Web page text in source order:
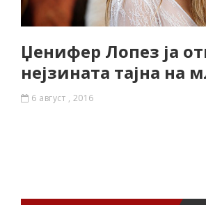
Џенифер Лопез ја
нејзината тајна на
6 август , 2016